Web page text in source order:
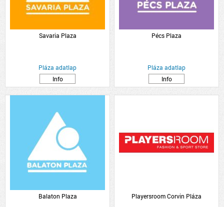
Savaria Plaza
Pláza adatlap
Info
Pécs Plaza
Pláza adatlap
Info
Balaton Plaza Playersroom Corvin Pláza